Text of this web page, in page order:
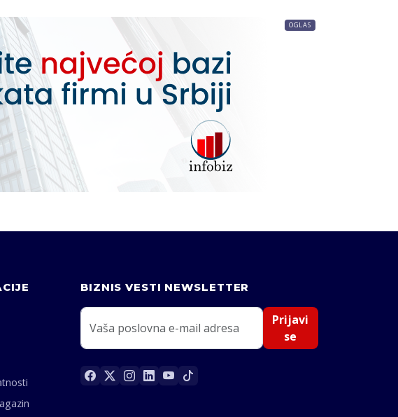
OGLAS
BIZNIS VESTI NEWSLETTER
Prijavi
se